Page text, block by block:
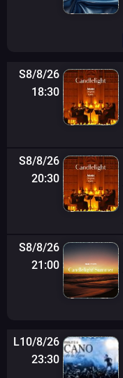
S8/8/26
18:30
S8/8/26
20:30
S8/8/26
21:00
L10/8/26
23:30